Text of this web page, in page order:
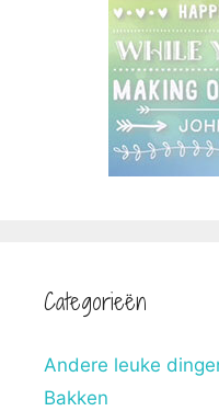
Categorieën
Andere leuke
Bakken